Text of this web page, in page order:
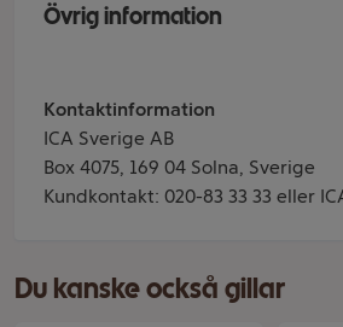
Övrig information
Kontaktinformation
ICA Sverige AB
Box 4075, 169 04 Solna, Sverige
Kundkontakt: 020-83 33 33 eller
Du kanske också gillar